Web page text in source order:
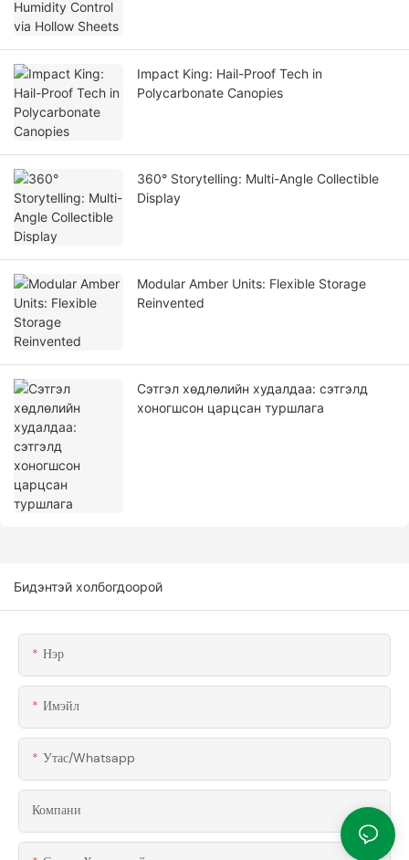
Impact King: Hail-Proof Tech in
Polycarbonate Canopies
360° Storytelling: Multi-Angle Collectible
Display
Modular Amber Units: Flexible Storage
Reinvented
Сэтгэл хөдлөлийн худалдаа: сэтгэлд
хоногшсон царцсан туршлага
Бидэнтэй холбогдоорой
Нэр
Имэйл
Утас/whatsapp
Компани